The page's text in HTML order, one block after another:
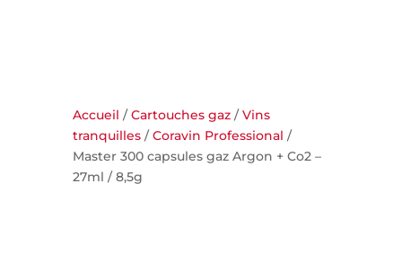
Accueil /Cartouches gaz/Vins
tranquilles/Coravin Professional /
Master 300 capsules gaz Argon + Co2 –
27ml / 8,5g